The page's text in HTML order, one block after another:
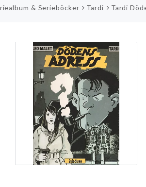
& Serieböcker Tardi Tardi